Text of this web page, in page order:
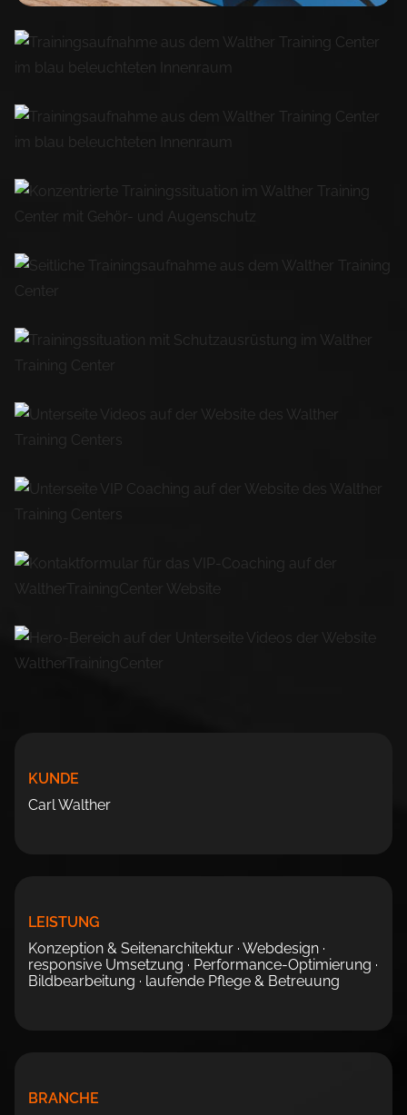
KUNDE
Carl Walther
LEISTUNG
Konzeption & Seitenarchitektur · Webdesign ·
responsive Umsetzung · Performance-Optimierung ·
Bildbearbeitung · laufende Pflege & Betreuung
BRANCHE